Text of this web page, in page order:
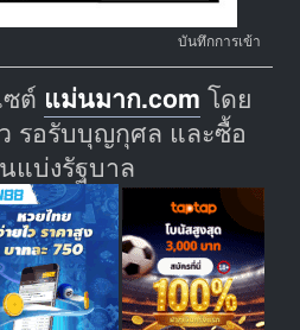
บันทึกการเข้า
ต์ แม่นมาก.com โดย
รอรับบุญกุศล และซื้อ
แบ่งรัฐบาล